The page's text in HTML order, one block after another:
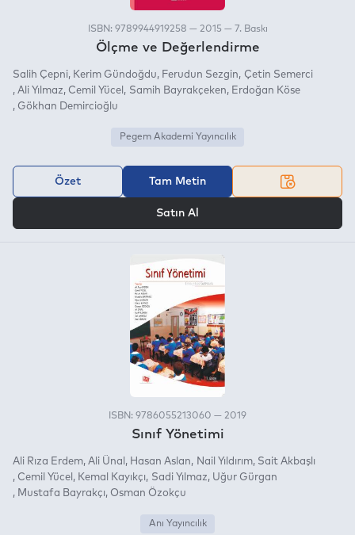
ISBN: 9789944919258 — 2015 — 7. Baskı
Ölçme ve Değerlendirme
Salih Çepni Kerim Gündoğdu Ferudun Sezgin
Çetin Semerci
Ali Yılmaz
Cemil Yücel Samih Bayrakçeken
Erdoğan Köse
Gökhan Demircioğlu
Pegem Akademi Yayıncılık
Özet Tam Metin
Satın Al
ISBN: 9786055213060 — 2019
Sınıf Yönetimi
Ali Rıza Erdem Ali Ünal Hasan Aslan Nail Yıldırım Sait Akbaşlı
Cemil Yücel
Kemal Kayıkçı Sadi Yılmaz
Uğur Gürgan
Mustafa Bayrakçı
Osman Özokçu
Anı Yayıncılık